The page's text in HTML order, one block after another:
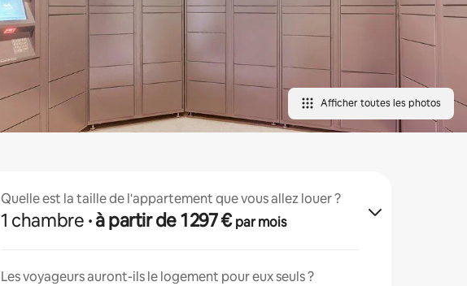
Afficher toutes les photos
Quelle est la taille de l'appartement que vous allez louer ?
1 chambre · à partir de 1 297 €par mois
Les voyageurs auront-ils le logement pour eux seuls ?